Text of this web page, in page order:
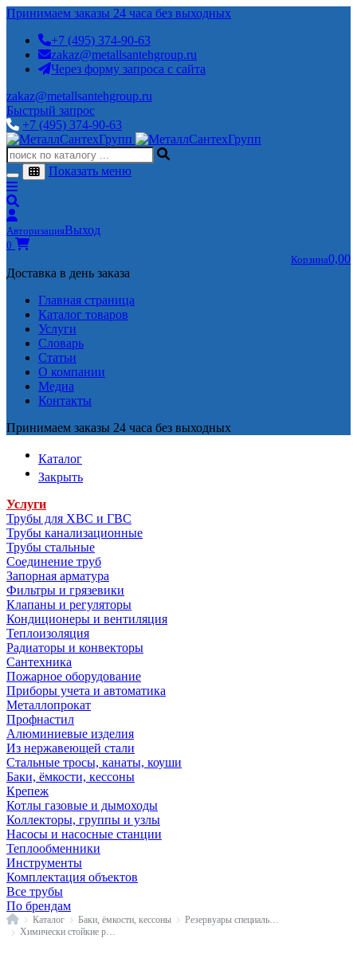
Принимаем заказы 24 часа без выходных
+7 (495) 374-90-63
zakaz@metallsantehgroup.ru
Через форму запроса с сайта
zakaz@metallsantehgroup.ru
Быстрый запрос
+7 (495) 374-90-63
Показать меню
АвторизацияВыход
0
Корзина0,00
Доставка в день заказа
Главная страница
Каталог товаров
Услуги
Словарь
Статьи
О компании
Медиа
Контакты
Принимаем заказы 24 часа без выходных
Каталог
Закрыть
Услуги
Трубы для ХВС и ГВС
Трубы канализационные
Трубы стальные
Соединение труб
Запорная арматура
Фильтры и грязевики
Клапаны и регуляторы
Кондиционеры и вентиляция
Теплоизоляция
Радиаторы и конвекторы
Сантехника
Пожарное оборудование
Приборы учета и автоматика
Металлопрокат
Профнастил
Алюминиевые изделия
Из нержавеющей стали
Стальные тросы, канаты, коуши
Баки, ёмкости, кессоны
Крепеж
Котлы газовые и дымоходы
Коллекторы, группы и узлы
Насосы и насосные станции
Теплообменники
Инструменты
Комплектация объектов
Все трубы
По брендам
ГлавнаяКаталог Баки, ёмкости, кессоны
Химически стойкие резервуары